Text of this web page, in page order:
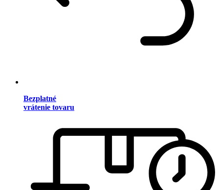
Bezplatné
vrátenie tovaru